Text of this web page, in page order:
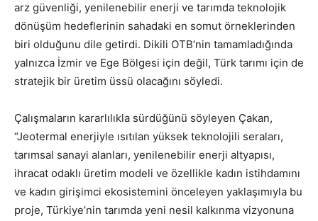
arz güvenliği, yenilenebilir enerji ve tarımda teknolojik
dönüşüm hedeflerinin sahadaki en somut örneklerinden
biri olduğunu dile getirdi. Dikili OTB’nin tamamladığında
yalnızca İzmir ve Ege Bölgesi için değil, Türk tarımı için de
stratejik bir üretim üssü olacağını söyledi.
Çalışmaların kararlılıkla sürdüğünü söyleyen Çakan,
“Jeotermal enerjiyle ısıtılan yüksek teknolojili seraları,
tarımsal sanayi alanları, yenilenebilir enerji altyapısı,
ihracat odaklı üretim modeli ve özellikle kadın istihdamını
ve kadın girişimci ekosistemini önceleyen yaklaşımıyla bu
proje, Türkiye’nin tarımda yeni nesil kalkınma vizyonuna